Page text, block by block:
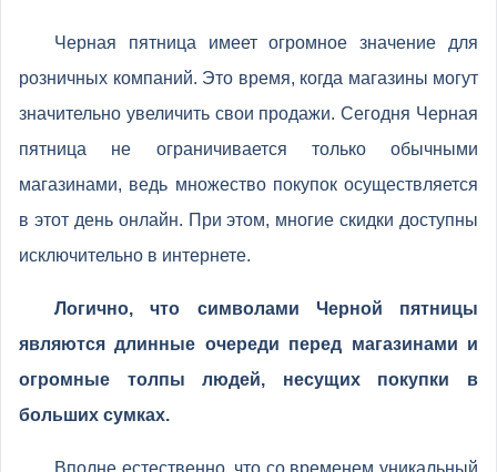
Черная пятница имеет огромное значение для
розничных компаний. Это время, когда магазины могут
значительно увеличить свои продажи. Сегодня Черная
пятница не ограничивается только обычными
магазинами, ведь множество покупок осуществляется
в этот день онлайн. При этом, многие скидки доступны
исключительно в интернете.
Логично, что символами Черной пятницы
являются длинные очереди перед магазинами и
огромные толпы людей, несущих покупки в
больших сумках.
Вполне естественно, что со временем уникальный